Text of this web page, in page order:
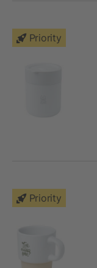
Priority
Priority